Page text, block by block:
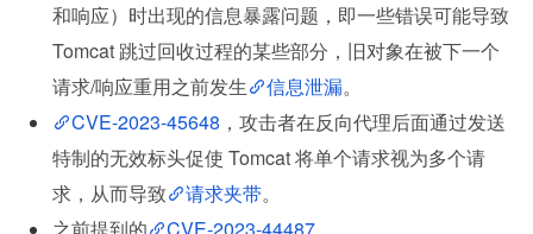
和响应）时出现的信息暴露问题，即一些错误可能导致
Tomcat 跳过回收过程的某些部分，旧对象在被下一个
请求/响应重用之前发生
信息泄漏。
CVE-2023-45648 ，攻击者在反向代理后面通过发送
特制的无效标头促使 Tomcat 将单个请求视为多个请
求，从而导致
请求夹带。